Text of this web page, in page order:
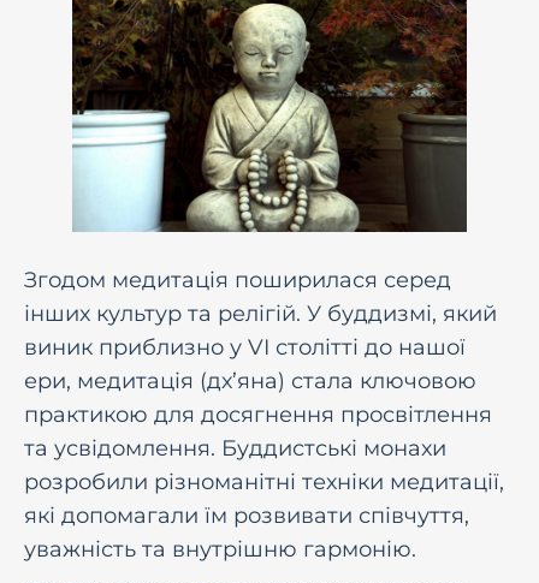
Згодом медитація поширилася серед
інших культур та релігій. У буддизмі, який
виник приблизно у VI столітті до нашої
ери, медитація (дх’яна) стала ключовою
практикою для досягнення просвітлення
та усвідомлення. Буддистські монахи
розробили різноманітні техніки медитації,
які допомагали їм розвивати співчуття,
уважність та внутрішню гармонію.